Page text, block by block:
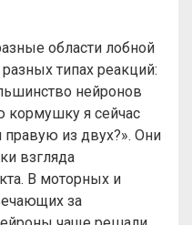
области лобной
типах реакций:
нейронов
кормушку я сейчас
из двух?». Они
взгляда
В моторных и
за